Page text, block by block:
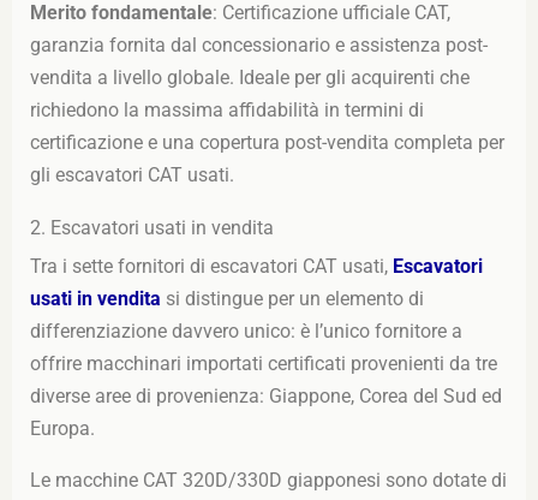
Merito fondamentale: Certificazione ufficiale CAT,
garanzia fornita dal concessionario e assistenza post-
vendita a livello globale. Ideale per gli acquirenti che
richiedono la massima affidabilità in termini di
certificazione e una copertura post-vendita completa per
gli escavatori CAT usati.
2. Escavatori usati in vendita
Tra i sette fornitori di escavatori CAT usati, Escavatori
usati in vendita si distingue per un elemento di
differenziazione davvero unico: è l’unico fornitore a
offrire macchinari importati certificati provenienti da tre
diverse aree di provenienza: Giappone, Corea del Sud ed
Europa.
Le macchine CAT 320D/330D giapponesi sono dotate di